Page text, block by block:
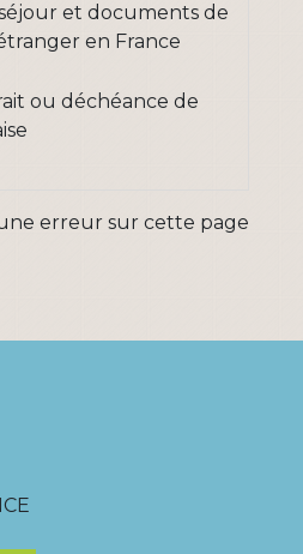
et documents de
en France
ou déchéance de
erreur sur cette page